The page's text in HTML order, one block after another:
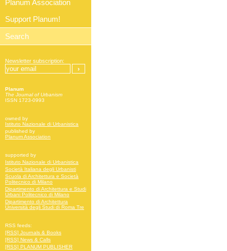
Planum Association
Support Planum!
Newsletter subscription:
Planum
The Journal of Urbanism
ISSN 1723-0993
owned by
Istituto Nazionale di Urbanistica
published by
Planum Association
supported by
Istituto Nazionale di Urbanistica
Società Italiana degli Urbanisti
Scuola di Architettura e Società
Politecnico di Milano
Dipartimento di Architettura e Studi
Urbani Politecnico di Milano
Dipartimento di Architettura
Università degli Studi di Roma Tre
RSS feeds:
[RSS] Journals & Books
[RSS] News & Calls
[RSS] PLANUM PUBLISHER